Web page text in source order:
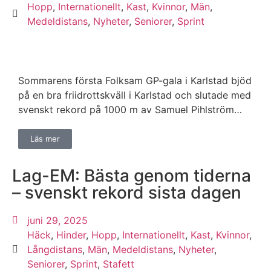
Hopp, Internationellt, Kast, Kvinnor, Män,
Medeldistans, Nyheter, Seniorer, Sprint
Sommarens första Folksam GP-gala i Karlstad bjöd
på en bra friidrottskväll i Karlstad och slutade med
svenskt rekord på 1000 m av Samuel Pihlström…
Läs mer
Lag-EM: Bästa genom tiderna
– svenskt rekord sista dagen
juni 29, 2025
Häck, Hinder, Hopp, Internationellt, Kast, Kvinnor,
Långdistans, Män, Medeldistans, Nyheter,
Seniorer, Sprint, Stafett